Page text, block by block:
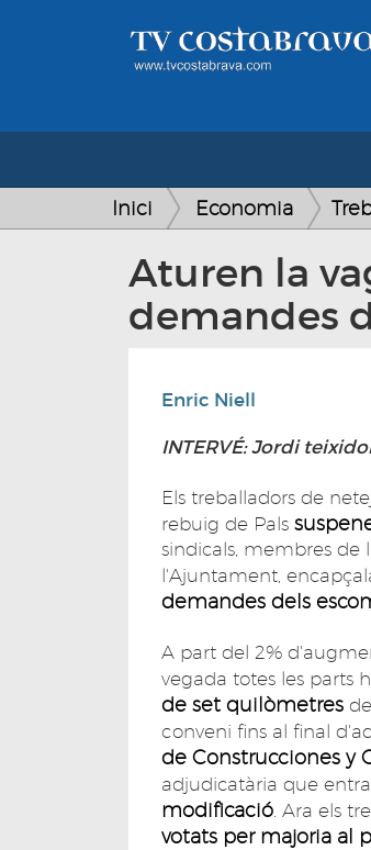
Inici Economia
Aturen la
demandes
Enric Niell
INTERVÉ: Jordi
Els treballadors de
rebuig de Pals
sindicals, membres de
l'Ajuntament,
demandes dels
A part del 2%
vegada totes les parts
de set quilòmetres
conveni fins al final
de Construcciones y
adjudicatària que
modificació. Ara els
votats per majoria al